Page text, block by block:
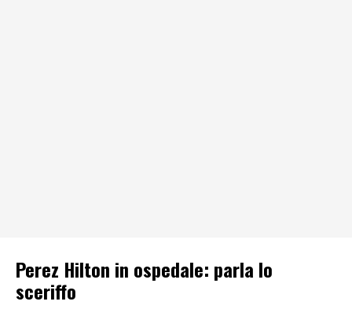
Perez Hilton in ospedale: parla lo
sceriffo